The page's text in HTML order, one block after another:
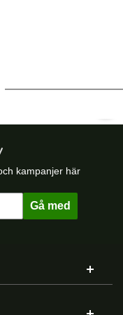
Skin Pro Svart
A16 Skal Liquid
kampanjer här
Gå med